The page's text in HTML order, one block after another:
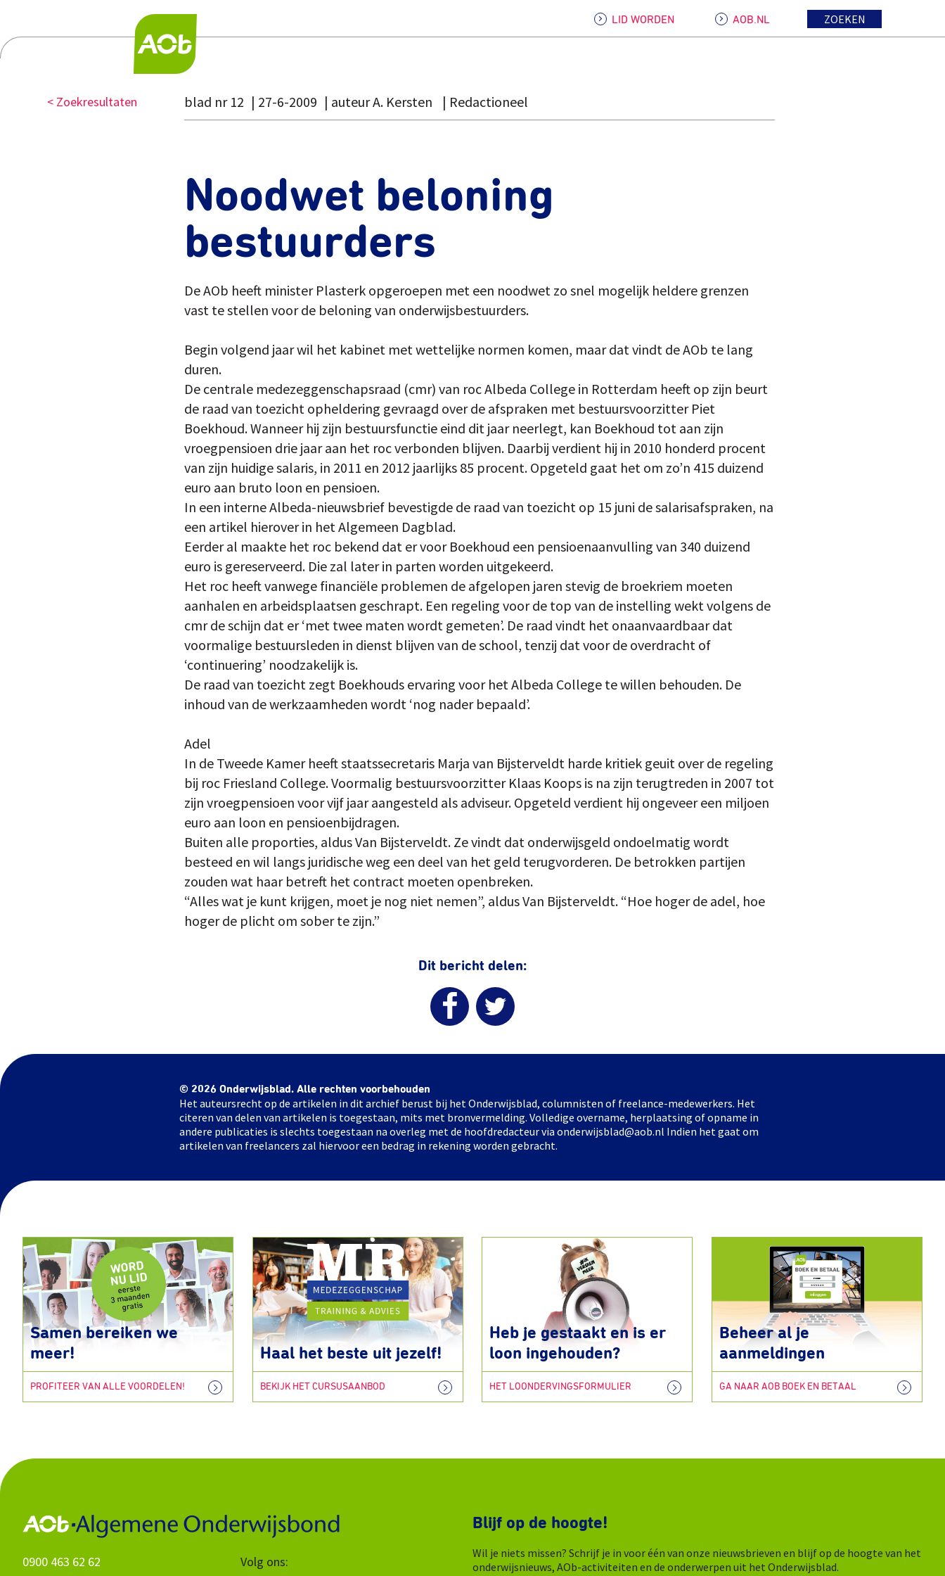
LID WORDEN AOB.NL ZOEKEN
< Zoekresultaten blad nr 12 27-6-2009 auteur A. Kersten Redactioneel
Noodwet beloning
bestuurders
De AOb heeft minister Plasterk opgeroepen met een noodwet zo snel mogelijk heldere grenzen
vast te stellen voor de beloning van onderwijsbestuurders.
Begin volgend jaar wil het kabinet met wettelijke normen komen, maar dat vindt de AOb te lang
duren.
De centrale medezeggenschapsraad (cmr) van roc Albeda College in Rotterdam heeft op zijn beurt
de raad van toezicht opheldering gevraagd over de afspraken met bestuursvoorzitter Piet
Boekhoud. Wanneer hij zijn bestuursfunctie eind dit jaar neerlegt, kan Boekhoud tot aan zijn
vroegpensioen drie jaar aan het roc verbonden blijven. Daarbij verdient hij in 2010 honderd procent
van zijn huidige salaris, in 2011 en 2012 jaarlijks 85 procent. Opgeteld gaat het om zo’n 415 duizend
euro aan bruto loon en pensioen.
In een interne Albeda-nieuwsbrief bevestigde de raad van toezicht op 15 juni de salarisafspraken, na
een artikel hierover in het Algemeen Dagblad.
Eerder al maakte het roc bekend dat er voor Boekhoud een pensioenaanvulling van 340 duizend
euro is gereserveerd. Die zal later in parten worden uitgekeerd.
Het roc heeft vanwege financiële problemen de afgelopen jaren stevig de broekriem moeten
aanhalen en arbeidsplaatsen geschrapt. Een regeling voor de top van de instelling wekt volgens de
cmr de schijn dat er ‘met twee maten wordt gemeten’. De raad vindt het onaanvaardbaar dat
voormalige bestuursleden in dienst blijven van de school, tenzij dat voor de overdracht of
‘continuering’ noodzakelijk is.
De raad van toezicht zegt Boekhouds ervaring voor het Albeda College te willen behouden. De
inhoud van de werkzaamheden wordt ‘nog nader bepaald’.
Adel
In de Tweede Kamer heeft staatssecretaris Marja van Bijsterveldt harde kritiek geuit over de regeling
bij roc Friesland College. Voormalig bestuursvoorzitter Klaas Koops is na zijn terugtreden in 2007 tot
zijn vroegpensioen voor vijf jaar aangesteld als adviseur. Opgeteld verdient hij ongeveer een miljoen
euro aan loon en pensioenbijdragen.
Buiten alle proporties, aldus Van Bijsterveldt. Ze vindt dat onderwijsgeld ondoelmatig wordt
besteed en wil langs juridische weg een deel van het geld terugvorderen. De betrokken partijen
zouden wat haar betreft het contract moeten openbreken.
“Alles wat je kunt krijgen, moet je nog niet nemen”, aldus Van Bijsterveldt. “Hoe hoger de adel, hoe
hoger de plicht om sober te zijn.”
Dit bericht delen:
© 2026 Onderwijsblad. Alle rechten voorbehouden
Het auteursrecht op de artikelen in dit archief berust bij het Onderwijsblad, columnisten of freelance-medewerkers. Het
citeren van delen van artikelen is toegestaan, mits met bronvermelding. Volledige overname, herplaatsing of opname in
andere publicaties is slechts toegestaan na overleg met de hoofdredacteur via onderwijsblad@aob.nl Indien het gaat om
artikelen van freelancers zal hiervoor een bedrag in rekening worden gebracht.
Samen bereiken we
meer!
PROFITEER VAN ALLE VOORDELEN!
Haal het beste uit jezelf!
BEKIJK HET CURSUSAANBOD
Heb je gestaakt en is er
loon ingehouden?
HET LOONDERVINGSFORMULIER
Beheer al je
aanmeldingen
GA NAAR AOB BOEK EN BETAAL
0900 463 62 62 Volg ons:
Blijf op de hoogte!
Wil je niets missen? Schrijf je in voor één van onze nieuwsbrieven en blijf op de hoogte van het
onderwijsnieuws, AOb-activiteiten en de onderwerpen uit het Onderwijsblad.